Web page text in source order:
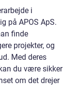
i
på APOS ApS.
finde
projekter, og
Med deres
du være sikker
om det drejer